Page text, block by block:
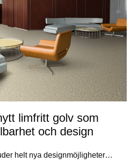
limfritt golv som
och design
helt nya designmöjligheter…